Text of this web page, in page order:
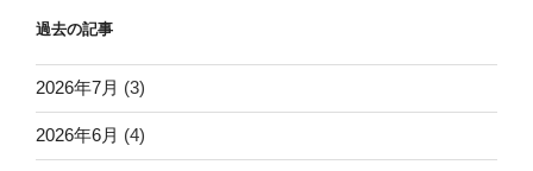
過去の記事
2026年7月 (3)
2026年6月 (4)